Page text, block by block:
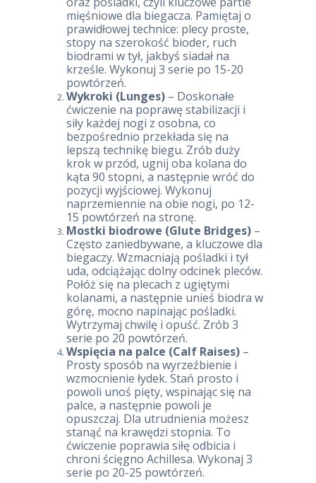
mięśniowe dla biegacza. Pamiętaj o
prawidłowej technice: plecy proste,
stopy na szerokość bioder, ruch
biodrami w tył, jakbyś siadał na
krześle. Wykonuj 3 serie po 15-20
powtórzeń.
Wykroki (Lunges)– Doskonałe
ćwiczenie na poprawę stabilizacji i
siły każdej nogi z osobna, co
bezpośrednio przekłada się na
lepszą technikę biegu. Zrób duży
krok w przód, ugnij oba kolana do
kąta 90 stopni, a następnie wróć do
pozycji wyjściowej. Wykonuj
naprzemiennie na obie nogi, po 12-
15 powtórzeń na stronę.
Mostki biodrowe (Glute Bridges)–
Często zaniedbywane, a kluczowe dla
biegaczy. Wzmacniają pośladki i tył
uda, odciążając dolny odcinek pleców.
Połóż się na plecach z ugiętymi
kolanami, a następnie unieś biodra w
górę, mocno napinając pośladki.
Wytrzymaj chwilę i opuść. Zrób 3
serie po 20 powtórzeń.
Wspięcia na palce (Calf Raises)–
Prosty sposób na wyrzeźbienie i
wzmocnienie łydek. Stań prosto i
powoli unoś pięty, wspinając się na
palce, a następnie powoli je
opuszczaj. Dla utrudnienia możesz
stanąć na krawędzi stopnia. To
ćwiczenie poprawia siłę odbicia i
chroni ścięgno Achillesa. Wykonaj 3
serie po 20-25 powtórzeń.